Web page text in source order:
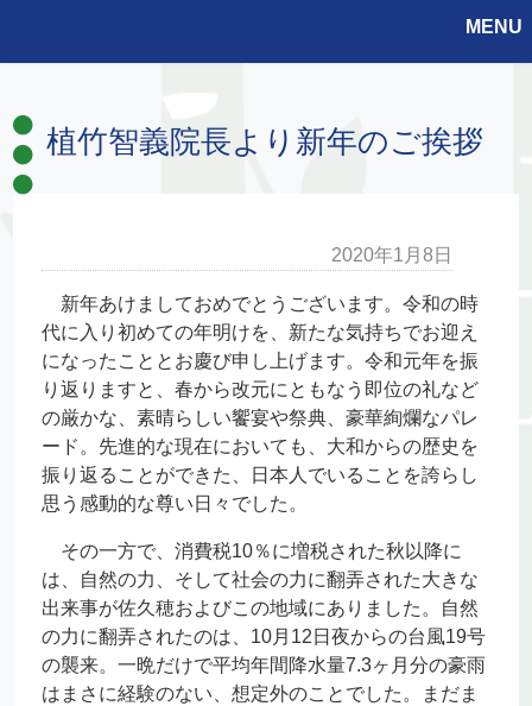
MENU
植竹智義院長より新年のご挨拶
2020年1月8日
新年あけましておめでとうございます。令和の時
代に入り初めての年明けを、新たな気持ちでお迎え
になったこととお慶び申し上げます。令和元年を振
り返りますと、春から改元にともなう即位の礼など
の厳かな、素晴らしい饗宴や祭典、豪華絢爛なパレ
ード。先進的な現在においても、大和からの歴史を
振り返ることができた、日本人でいることを誇らし
思う感動的な尊い日々でした。
その一方で、消費税10％に増税された秋以降に
は、自然の力、そして社会の力に翻弄された大きな
出来事が佐久穂およびこの地域にありました。自然
の力に翻弄されたのは、10月12日夜からの台風19号
の襲来。一晩だけで平均年間降水量7.3ヶ月分の豪雨
はまさに経験のない、想定外のことでした。まだま